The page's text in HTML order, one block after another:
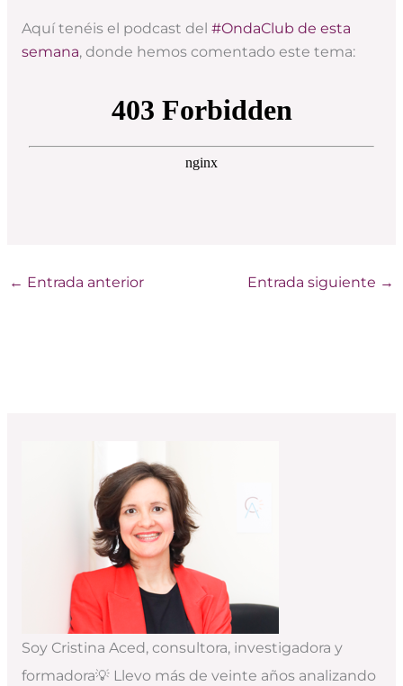
Aquí tenéis el podcast del #OndaClub de esta
semana, donde hemos comentado este tema:
← Entrada anterior Entrada siguiente →
Soy Cristina Aced, consultora, investigadora y
formadora💡 Llevo más de veinte años analizando